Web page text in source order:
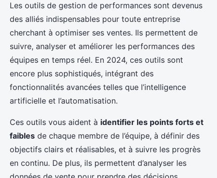
Les outils de gestion de performances sont devenus
des alliés indispensables pour toute entreprise
cherchant à optimiser ses ventes. Ils permettent de
suivre, analyser et améliorer les performances des
équipes en temps réel. En 2024, ces outils sont
encore plus sophistiqués, intégrant des
fonctionnalités avancées telles que l’intelligence
artificielle et l’automatisation.
Ces outils vous aident à identifier les points forts et
faibles de chaque membre de l’équipe, à définir des
objectifs clairs et réalisables, et à suivre les progrès
en continu. De plus, ils permettent d’analyser les